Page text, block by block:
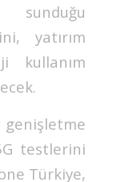
sunduğu
yatırım
kullanım
testlerini
Türkiye,